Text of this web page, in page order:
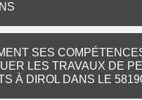
SES
LES TRAVAUX DE
À DIROL DANS LE